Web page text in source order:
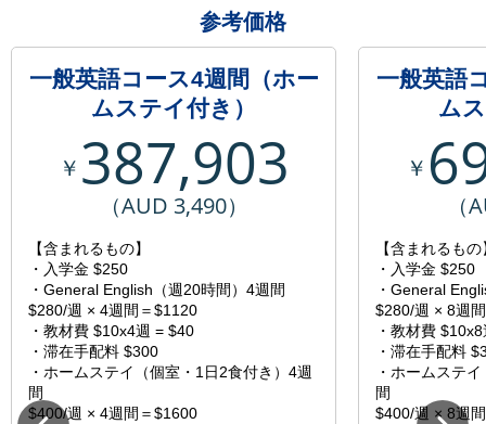
参考価格
一般英語コース4週間（ホー
ムステイ付き）
￥ 387,903
（AUD 3,490）
【含まれるもの】
・入学金 $250
・General English（週20時間）4週間
$280/週 × 4週間＝$1120
・教材費 $10x4週 = $40
・滞在手配料 $300
・ホームステイ（個室・1日2食付き）4週
間
$400/週 × 4週間＝$1600
一般英語
ム
￥
（
【含まれるもの
・入学金 $250
・General
$280/週 × 8週
・教材費
・滞在手配料
・ホームステ
間
$400/週 × 8週